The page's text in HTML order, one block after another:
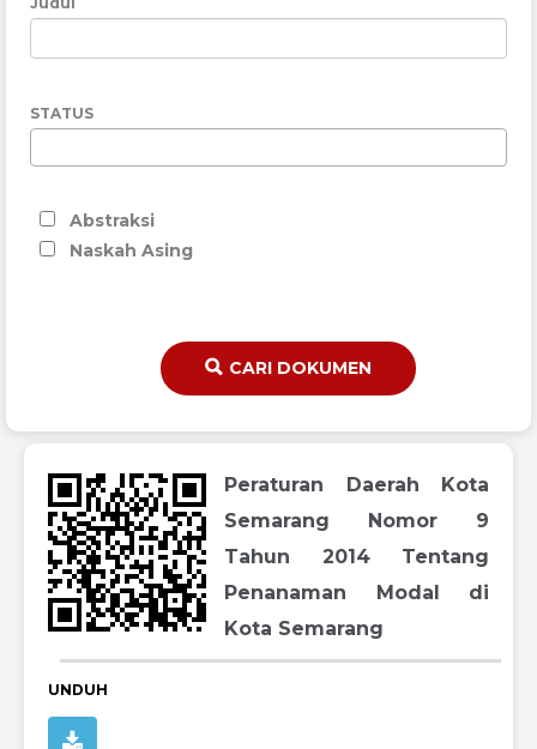
STATUS
Abstraksi
Naskah Asing
CARI DOKUMEN
Peraturan Daerah Kota
Semarang Nomor 9
Tahun 2014 Tentang
Penanaman Modal di
Kota Semarang
UNDUH